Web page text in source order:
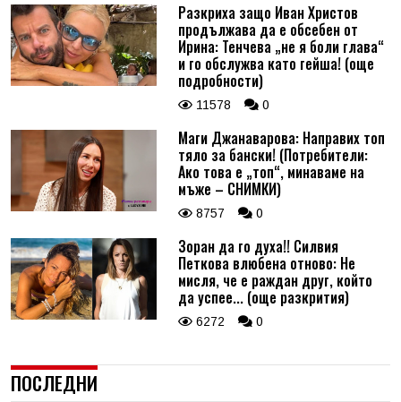
Разкриха защо Иван Христов
продължава да е обсебен от
Ирина: Тенчева „не я боли глава“
и го обслужва като гейша! (още
подробности)
11578 0
Маги Джанаварова: Направих топ
тяло за бански! (Потребители:
Ако това е „топ“, минаваме на
мъже – СНИМКИ)
8757 0
Зоран да го духа!! Силвия
Петкова влюбена отново: Не
мисля, че е раждан друг, който
да успее... (още разкрития)
6272 0
ПОСЛЕДНИ